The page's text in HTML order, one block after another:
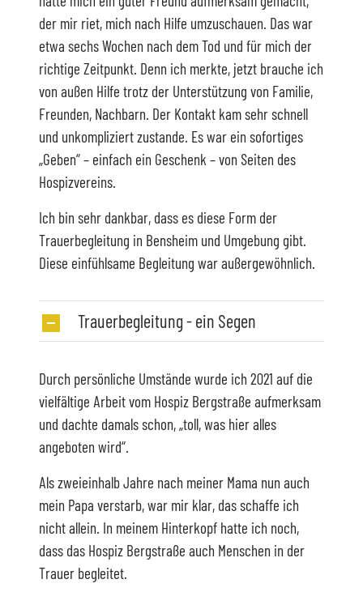
der mir riet, mich nach Hilfe umzuschauen. Das war
etwa sechs Wochen nach dem Tod und für mich der
richtige Zeitpunkt. Denn ich merkte, jetzt brauche ich
von außen Hilfe trotz der Unterstützung von Familie,
Freunden, Nachbarn. Der Kontakt kam sehr schnell
und unkompliziert zustande. Es war ein sofortiges
„Geben“ – einfach ein Geschenk – von Seiten des
Hospizvereins.
Ich bin sehr dankbar, dass es diese Form der
Trauerbegleitung in Bensheim und Umgebung gibt.
Diese einfühlsame Begleitung war außergewöhnlich.
Trauerbegleitung - ein Segen
Durch persönliche Umstände wurde ich 2021 auf die
vielfältige Arbeit vom Hospiz Bergstraße aufmerksam
und dachte damals schon, „toll, was hier alles
angeboten wird“.
Als zweieinhalb Jahre nach meiner Mama nun auch
mein Papa verstarb, war mir klar, das schaffe ich
nicht allein. In meinem Hinterkopf hatte ich noch,
dass das Hospiz Bergstraße auch Menschen in der
Trauer begleitet.